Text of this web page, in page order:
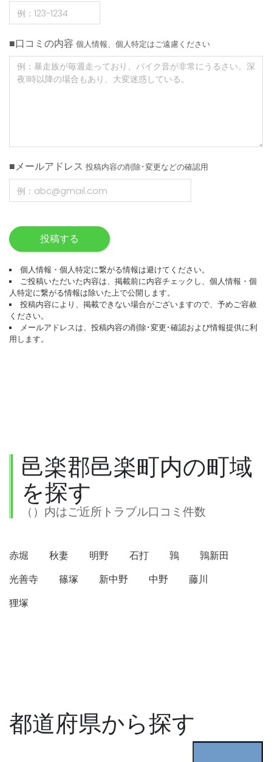
■口コミの内容 個人情報、個人特定はご遠慮ください
■メールアドレス 投稿内容の削除･変更などの確認用
投稿する
個人情報・個人特定に繋がる情報は避けてください。
ご投稿いただいた内容は、掲載前に内容チェックし、個人情報・個
人特定に繋がる情報は除いた上で公開します。
投稿内容により、掲載できない場合がございますので、予めご容赦
ください。
メールアドレスは、投稿内容の削除･変更･確認および情報提供に利
用します。
邑楽郡邑楽町内の町域
を探す
（）内はご近所トラブル口コミ件数
赤堀 秋妻 明野 石打 鶉
鶉新田
光善寺
篠塚 新中野 中野
藤川
狸塚
都道府県から探す